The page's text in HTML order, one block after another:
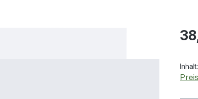
Inhalt: